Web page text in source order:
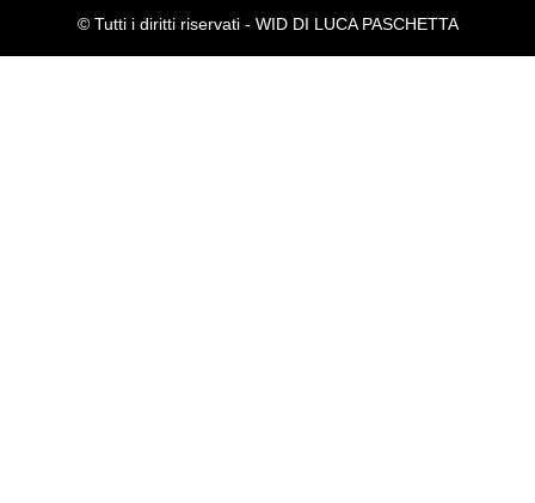
© Tutti i diritti riservati - WID DI LUCA PASCHETTA